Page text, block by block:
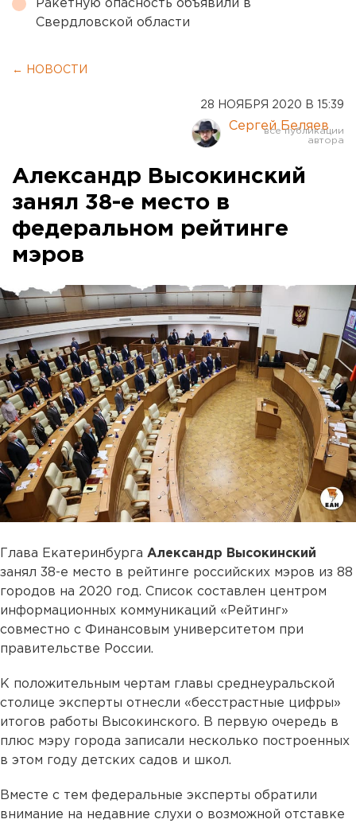
Ракетную опасность объявили в
Свердловской области
← НОВОСТИ
28 НОЯБРЯ 2020 В 15:39
Сергей Беляев
Александр Высокинский
занял 38-е место в
федеральном рейтинге
мэров
Глава Екатеринбурга Александр Высокинский
занял 38-е место в рейтинге российских мэров из 88
городов на 2020 год. Список составлен центром
информационных коммуникаций «Рейтинг»
совместно с Финансовым университетом при
правительстве России.
К положительным чертам главы среднеуральской
столице эксперты отнесли «бесстрастные цифры»
итогов работы Высокинского. В первую очередь в
плюс мэру города записали несколько построенных
в этом году детских садов и школ.
Вместе с тем федеральные эксперты обратили
внимание на недавние слухи о возможной отставке